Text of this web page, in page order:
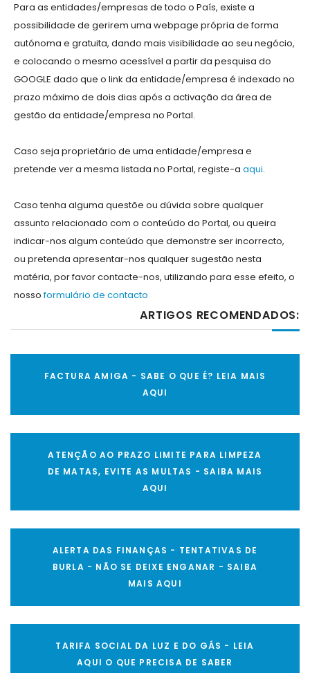
Para as entidades/empresas de todo o País, existe a
possibilidade de gerirem uma webpage própria de forma
autónoma e gratuita, dando mais visibilidade ao seu negócio,
e colocando o mesmo acessível a partir da pesquisa do
GOOGLE dado que o link da entidade/empresa é indexado no
prazo máximo de dois dias após a activação da área de
gestão da entidade/empresa no Portal.
Caso seja proprietário de uma entidade/empresa e
pretende ver a mesma listada no Portal, registe-a aqui.
Caso tenha alguma questõe ou dúvida sobre qualquer
assunto relacionado com o conteúdo do Portal, ou queira
indicar-nos algum conteúdo que demonstre ser incorrecto,
ou pretenda apresentar-nos qualquer sugestão nesta
matéria, por favor contacte-nos, utilizando para esse efeito, o
nossoformulário de contacto
ARTIGOS RECOMENDADOS:
FACTURA AMIGA - SABE O QUE É? LEIA MAIS
AQUI
ATENÇÃO AO PRAZO LIMITE PARA LIMPEZA
DE MATAS, EVITE AS MULTAS - SAIBA MAIS
AQUI
ALERTA DAS FINANÇAS - TENTATIVAS DE
BURLA - NÃO SE DEIXE ENGANAR - SAIBA
MAIS AQUI
TARIFA SOCIAL DA LUZ E DO GÁS - LEIA
AQUI O QUE PRECISA DE SABER